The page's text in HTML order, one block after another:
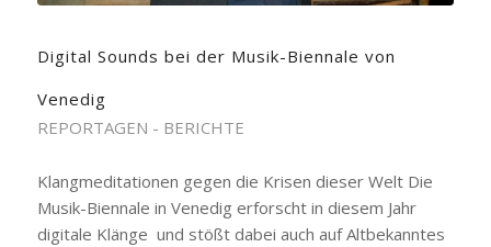
Digital Sounds bei der Musik-Biennale von
Venedig
REPORTAGEN - BERICHTE
Klangmeditationen gegen die Krisen dieser Welt Die
Musik-Biennale in Venedig erforscht in diesem Jahr
digitale Klänge und stößt dabei auch auf Altbekanntes